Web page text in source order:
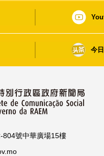
今
804號中華廣場15樓